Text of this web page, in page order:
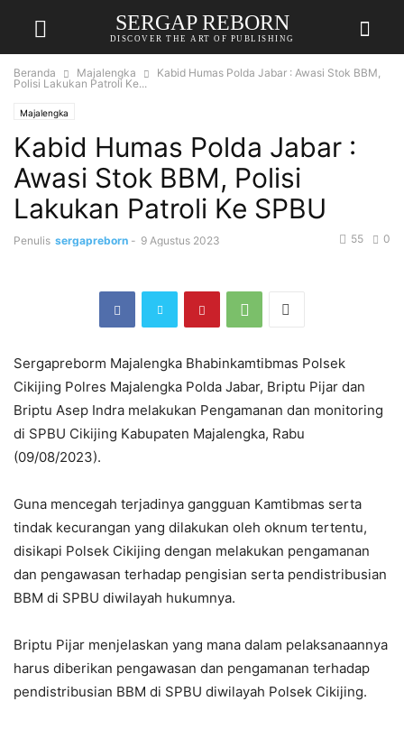
SERGAP REBORN
DISCOVER THE ART OF PUBLISHING
Beranda Majalengka
Kabid Humas Polda Jabar : Awasi Stok BBM,
Polisi Lakukan Patroli Ke...
Majalengka
Kabid Humas Polda Jabar :
Awasi Stok BBM, Polisi
Lakukan Patroli Ke SPBU
Penulis sergapreborn - 9 Agustus 2023 0
55
Sergapreborm Majalengka Bhabinkamtibmas Polsek
Cikijing Polres Majalengka Polda Jabar, Briptu Pijar dan
Briptu Asep Indra melakukan Pengamanan dan monitoring
di SPBU Cikijing Kabupaten Majalengka, Rabu
(09/08/2023).
Guna mencegah terjadinya gangguan Kamtibmas serta
tindak kecurangan yang dilakukan oleh oknum tertentu,
disikapi Polsek Cikijing dengan melakukan pengamanan
dan pengawasan terhadap pengisian serta pendistribusian
BBM di SPBU diwilayah hukumnya.
Briptu Pijar menjelaskan yang mana dalam pelaksanaannya
harus diberikan pengawasan dan pengamanan terhadap
pendistribusian BBM di SPBU diwilayah Polsek Cikijing.